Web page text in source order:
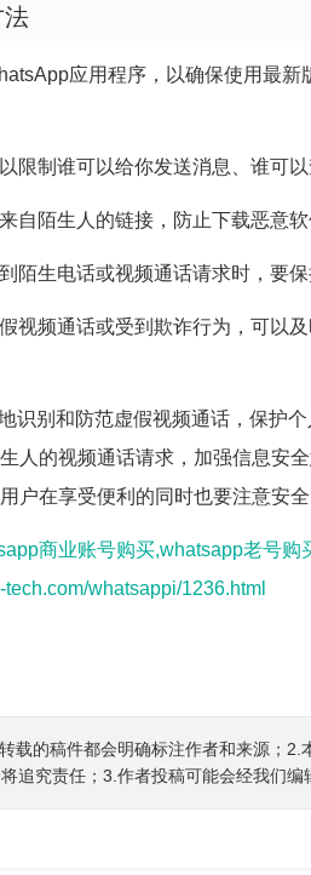
法
应用程序，以确保使用最
限制谁可以给你发送消息、谁可
自陌生人的链接，防止下载恶意
陌生电话或视频通话请求时，要
视频通话或受到欺诈行为，可以
识别和防范虚假视频通话，保护
人的视频通话请求，加强信息安
户在享受便利的同时也要注意安
商业账号购买,whatsapp老号购
tech.com/whatsappi/1236.html
载的稿件都会明确标注作者和来源；
追究责任；3.作者投稿可能会经我们编